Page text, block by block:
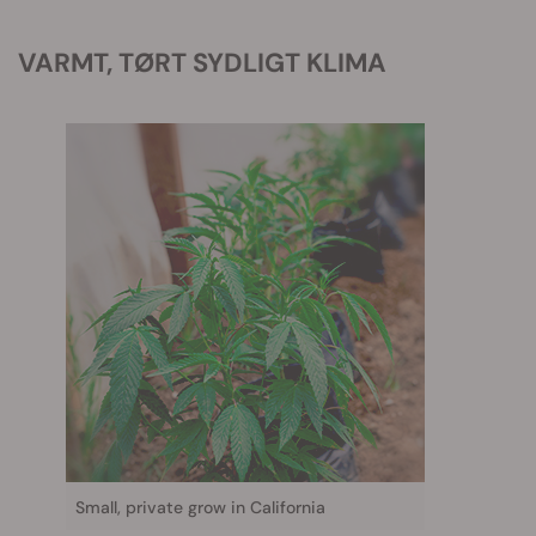
VARMT, TØRT SYDLIGT KLIMA
Small, private grow in California